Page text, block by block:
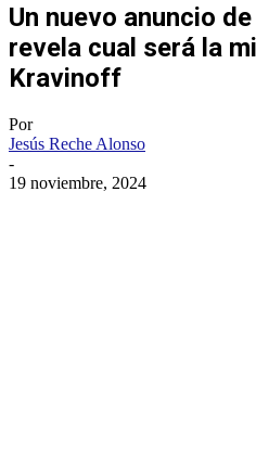
Un nuevo anuncio
revela cual será la
Kravinoff
Por
Jesús Reche Alonso
-
19 noviembre, 2024